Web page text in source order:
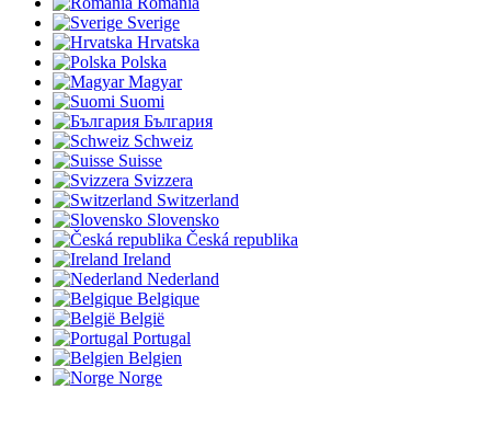
Sverige
Hrvatska
Polska
Magyar
Suomi
България
Schweiz
Suisse
Svizzera
Switzerland
Slovensko
Česká republika
Ireland
Nederland
Belgique
België
Portugal
Belgien
Norge